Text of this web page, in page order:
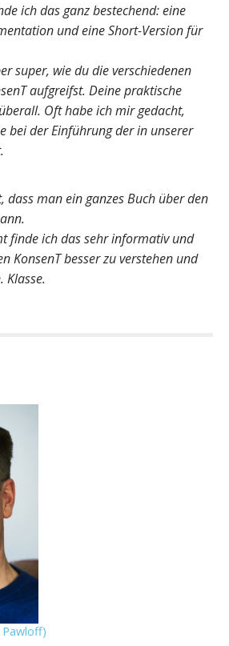
ich das ganz bestechend: eine
und eine Short-Version für
super, wie du die verschiedenen
aufgreifst. Deine praktische
Oft habe ich mir gedacht,
bei der Einführung der in unserer
dass man ein ganzes Buch über den
finde ich das sehr informativ und
KonsenT besser zu verstehen und
Klasse.